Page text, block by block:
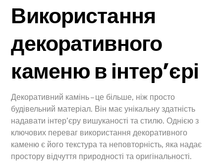
Використання
декоративного
каменю в інтер’єрі
Декоративний камінь – це більше, ніж просто
будівельний матеріал. Він має унікальну здатність
надавати інтер’єру вишуканості та стилю. Однією з
ключових переваг використання декоративного
каменю є його текстура та неповторність, яка надає
простору відчуття природності та оригінальності.